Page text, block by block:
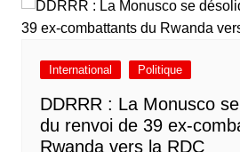
International Politique
DDRRR : La Monusco
du renvoi de 39 ex-
Rwanda vers la RDC